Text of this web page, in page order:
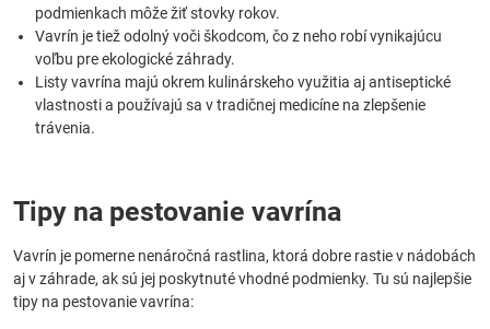
podmienkach môže žiť stovky rokov.
Vavrín je tiež odolný voči škodcom, čo z neho robí vynikajúcu
voľbu pre ekologické záhrady.
Listy vavrína majú okrem kulinárskeho využitia aj antiseptické
vlastnosti a používajú sa v tradičnej medicíne na zlepšenie
trávenia.
Tipy na pestovanie vavrína
Vavrín je pomerne nenáročná rastlina, ktorá dobre rastie v nádobách
aj v záhrade, ak sú jej poskytnuté vhodné podmienky. Tu sú najlepšie
tipy na pestovanie vavrína: